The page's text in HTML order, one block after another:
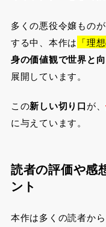
多くの悪役令嬢ものが
する中、本作は 「理
身の価値観で世界と
展開しています。
この新しい切り口が、
に与えています。
読者の評価や感
ント
本作は多くの読者か